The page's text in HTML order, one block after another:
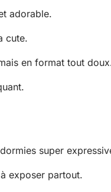
adorable.
cute.
en format tout
super
exposer partout.